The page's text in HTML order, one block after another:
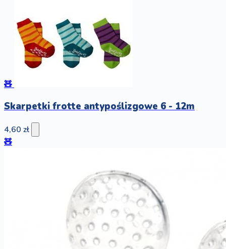
🧸
Skarpetki frotte antypoślizgowe 6 - 12m
4,60 zł
🧸